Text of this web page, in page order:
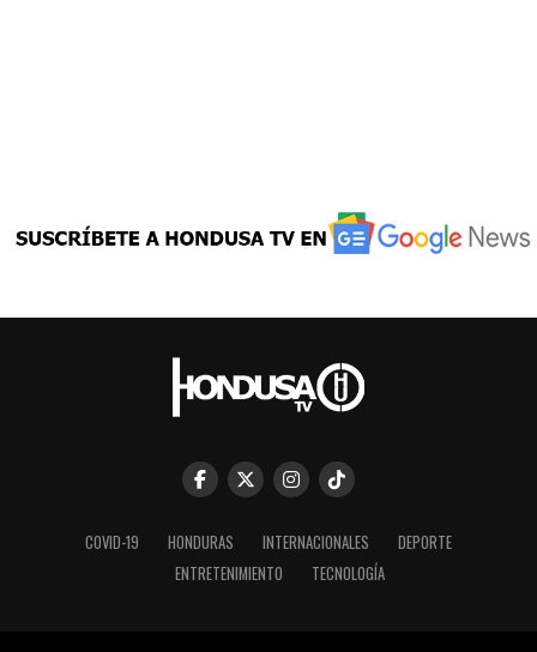
COVID-19 HONDURAS INTERNACIONALES
DEPORTE
ENTRETENIMIENTO
TECNOLOGÍA